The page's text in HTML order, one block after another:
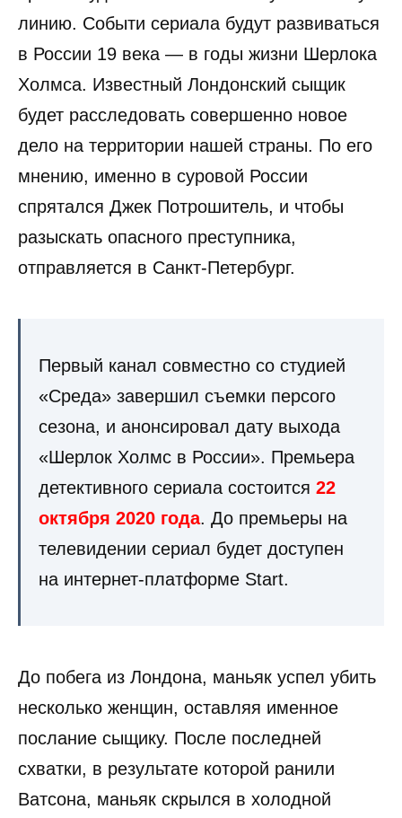
линию. Событи сериала будут развиваться
в России 19 века — в годы жизни Шерлока
Холмса. Известный Лондонский сыщик
будет расследовать совершенно новое
дело на территории нашей страны. По его
мнению, именно в суровой России
спрятался Джек Потрошитель, и чтобы
разыскать опасного преступника,
отправляется в Санкт-Петербург.
Первый канал совместно со студией
«Среда» завершил съемки персого
сезона, и анонсировал дату выхода
«Шерлок Холмс в России». Премьера
детективного сериала состоится 22
октября 2020 года. До премьеры на
телевидении сериал будет доступен
на интернет-платформе Start.
До побега из Лондона, маньяк успел убить
несколько женщин, оставляя именное
послание сыщику. После последней
схватки, в результате которой ранили
Ватсона, маньяк скрылся в холодной